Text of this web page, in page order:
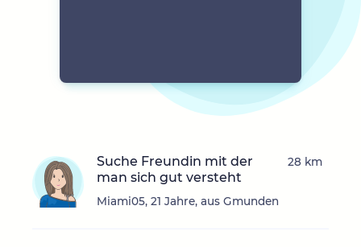
Suche Freundin mit der
man sich gut versteht
Miami05, 21 Jahre, aus Gmunden
28 km